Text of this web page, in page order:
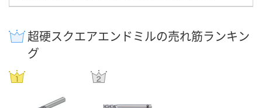
超硬スクエアエンドミルの売れ筋ランキン
グ